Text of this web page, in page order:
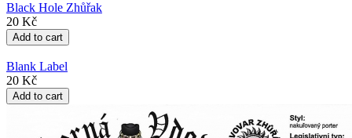
Black Hole Zhůřak
20 Kč
Blank Label
20 Kč